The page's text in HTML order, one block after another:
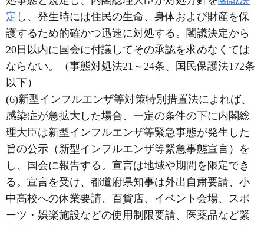
定 し、発生時には住民の生命、身体および財産を保
護するため的確かつ迅速に対処する。閣議決定から
20日以内に国会に付議してその承認を求めなくては
ならない。（事態対処法21～24条、国民保護法172条
以下）
(6)新型インフルエンザ等対策特別措置法によれば、
感染症が急拡大した場合、一定の条件の下に内閣総
理大臣は新型インフルエンザ等緊急事態が発生した
旨の公示（新型インフルエンザ等緊急事態宣言）を
し、国会に報告する。宣言は地域や期間を限定でき
る。宣言を受け、都道府県知事は外出自粛要請、小
中高校への休業要請、百貨店、イベント会場、スポ
ーツ・娯楽施設などの使用制限要請、医薬品など緊